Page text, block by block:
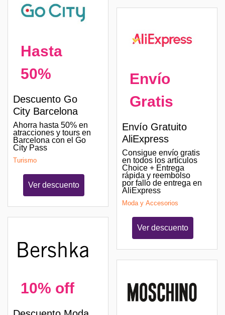
Hasta
50%
Descuento Go
City Barcelona
Ahorra hasta 50% en
atracciones y tours en
Barcelona con el Go
City Pass
Turismo
Ver descuento
10% off
Envío
Gratis
Envío Gratuito
AliExpress
Consigue envío gratis
en todos los artículos
Choice + Entrega
rápida y reembolso
por fallo de entrega en
AliExpress
Moda y Accesorios
Ver descuento